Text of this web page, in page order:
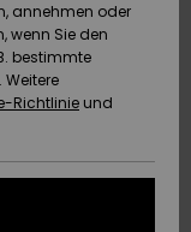
annehmen oder
wenn Sie den
bestimmte
Richtlinie und